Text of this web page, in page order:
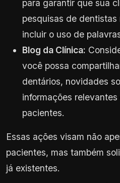
para garantir que sua
pesquisas de
incluir o uso de
Blog da Clínica:
você possa
dentários, novidades
informações
pacientes.
Essas ações visam não
pacientes, mas também
já existentes.